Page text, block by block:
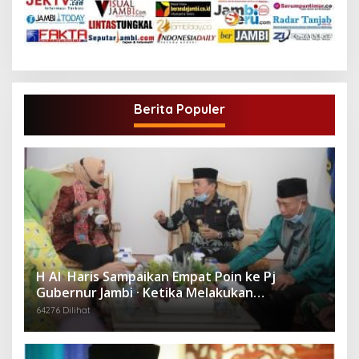
Berita Populer
H Al Haris Sampaikan Empat Poin ke Pj
Gubernur Jambi · Ketika Melakukan
Kunjungan Kerja ke Merangin
64276 Dilihat